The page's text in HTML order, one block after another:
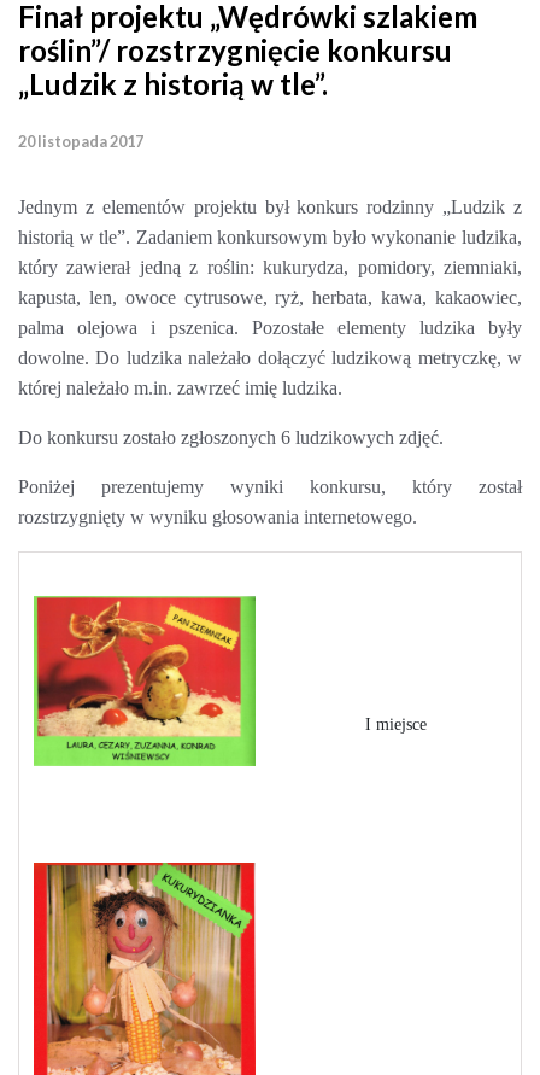
Finał projektu „Wędrówki szlakiem
roślin”/ rozstrzygnięcie konkursu
„Ludzik z historią w tle”.
20 listopada 2017
Jednym z elementów projektu był konkurs rodzinny „Ludzik z
historią w tle”. Zadaniem konkursowym było wykonanie ludzika,
który zawierał jedną z roślin: kukurydza, pomidory, ziemniaki,
kapusta, len, owoce cytrusowe, ryż, herbata, kawa, kakaowiec,
palma olejowa i pszenica. Pozostałe elementy ludzika były
dowolne. Do ludzika należało dołączyć ludzikową metryczkę, w
której należało m.in. zawrzeć imię ludzika.
Do konkursu zostało zgłoszonych 6 ludzikowych zdjęć.
Poniżej prezentujemy wyniki konkursu, który został
rozstrzygnięty w wyniku głosowania internetowego.
I miejsce